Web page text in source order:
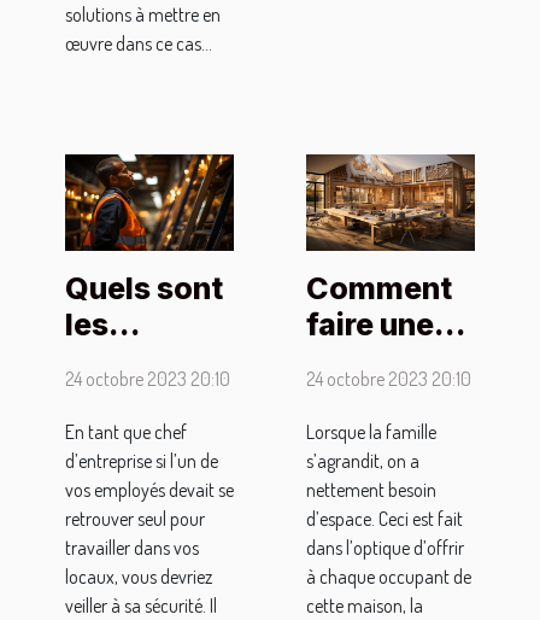
solutions à mettre en
œuvre dans ce cas...
Quels sont
les
dispositifs
pour
assurer la
sécurité à
un
travailleur
isolé ?
24 octobre 2023 20:10
En tant que chef
d’entreprise si l’un de
vos employés devait se
retrouver seul pour
travailler dans vos
locaux, vous devriez
veiller à sa sécurité. Il
Comment
faire une
extension
de
maison ?
24 octobre 2023 20:10
Lorsque la famille
s’agrandit, on a
nettement besoin
d’espace. Ceci est fait
dans l’optique d’offrir
à chaque occupant de
cette maison, la